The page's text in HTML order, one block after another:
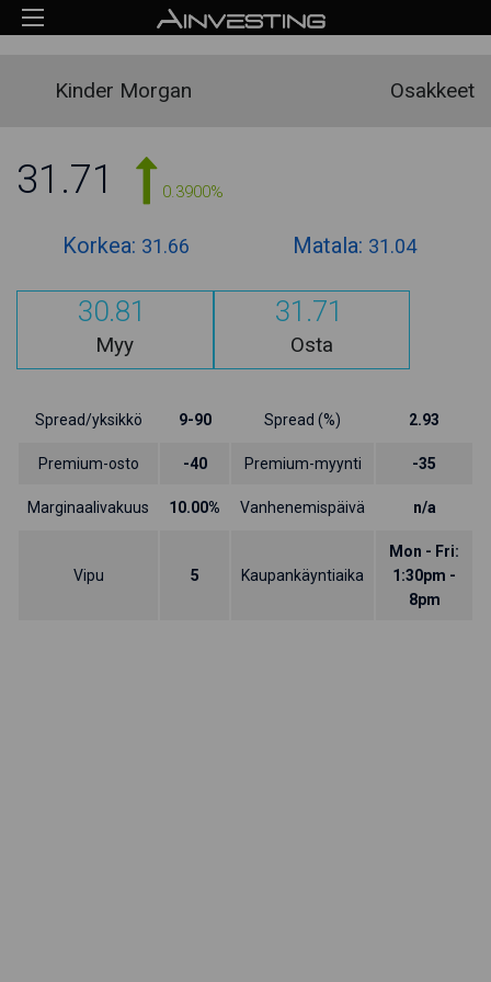
Kinder Morgan Osakkeet
31.71 0.3900%
Korkea: 31.66 Matala: 31.04
30.81
Myy
31.71
Osta
Spread/yksikkö 9-90 Spread (%) 2.93
Premium-osto -40 Premium-myynti -35
Marginaalivakuus 10.00% Vanhenemispäivä n/a
Vipu 5 Kaupankäyntiaika
Mon - Fri:
1:30pm -
8pm